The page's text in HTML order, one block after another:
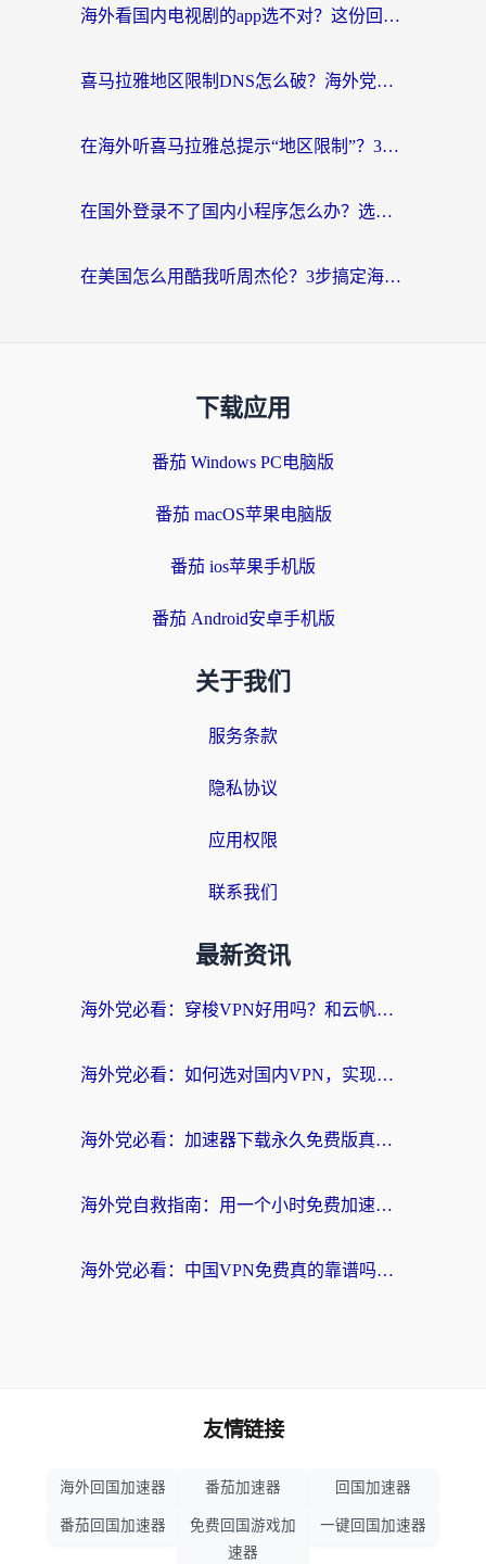
海外看国内电视剧的app选不对？这份回国加速器避坑指南帮你流畅追剧
喜马拉雅地区限制DNS怎么破？海外党听国内音乐听书的终极解决方案
在海外听喜马拉雅总提示“地区限制”？3步轻松解除+听国内音乐全攻略
在国外登录不了国内小程序怎么办？选对回国加速器，轻松解锁国内资源
在美国怎么用酷我听周杰伦？3步搞定海外听歌难题
下载应用
番茄 Windows PC电脑版
番茄 macOS苹果电脑版
番茄 ios苹果手机版
番茄 Android安卓手机版
关于我们
服务条款
隐私协议
应用权限
联系我们
最新资讯
海外党必看：穿梭VPN好用吗？和云帆VPN对比哪个回国效果更好？附真实测评+避坑指南
海外党必看：如何选对国内VPN，实现无缝访问国内资源？
海外党必看：加速器下载永久免费版真的存在吗？教你无缝访问国内资源的正确姿势
海外党自救指南：用一个小时免费加速器，轻松打破国内资源访问壁垒？
海外党必看：中国VPN免费真的靠谱吗？手把手教你选对回国加速器
友情链接
海外回国加速器 番茄加速器 回国加速器
番茄回国加速器
免费回国游戏加
速器
一键回国加速器